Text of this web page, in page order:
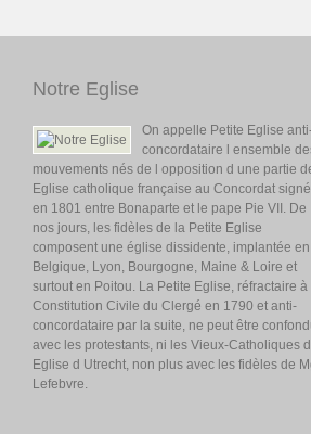
Notre Eglise
On appelle Petite Eglise
concordataire l ensemble
mouvements nés de l opposition d une partie de
Eglise catholique française au Concordat signé
en 1801 entre Bonaparte et le pape Pie VII. De
nos jours, les fidèles de la Petite Eglise
composent une église dissidente, implantée en
Belgique, Lyon, Bourgogne, Maine & Loire et
surtout en Poitou. La Petite Eglise, réfractaire à
Constitution Civile du Clergé en 1790 et anti-
concordataire par la suite, ne peut être
avec les protestants, ni les Vieux-Catholiques
Eglise d Utrecht, non plus avec les fidèles de
Lefebvre.